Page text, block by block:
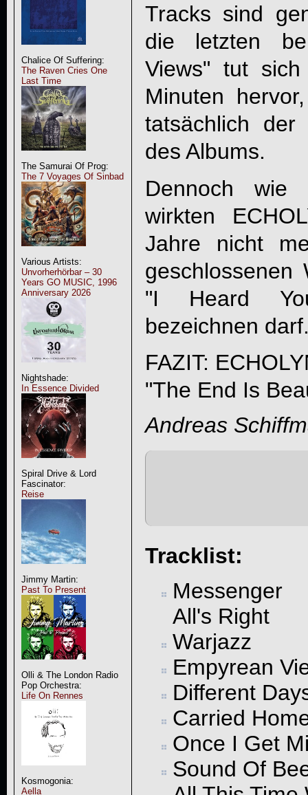
Chalice Of Suffering:
The Raven Cries One
Last Time
The Samurai Of Prog:
The 7 Voyages Of Sinbad
Various Artists:
Unvorherhörbar – 30
Years GO MUSIC, 1996
Anniversary 2026
Nightshade:
In Essence Divided
Spiral Drive & Lord
Fascinator:
Reise
Jimmy Martin:
Past To Present
Olli & The London Radio
Pop Orchestra:
Life On Rennes
Kosmogonia:
Aella
Tracks sind
die letzten
Views" tut
Minuten
tatsächlich der
des Albums.
Dennoch wie
wirkten
Jahre nicht
geschlossenen
"I Heard
bezeichnen
FAZIT:
"The End Is
Andreas
Tracklist:
All's Right
Warjazz
Empyrean
Different
Carried
Once I Get
Sound Of